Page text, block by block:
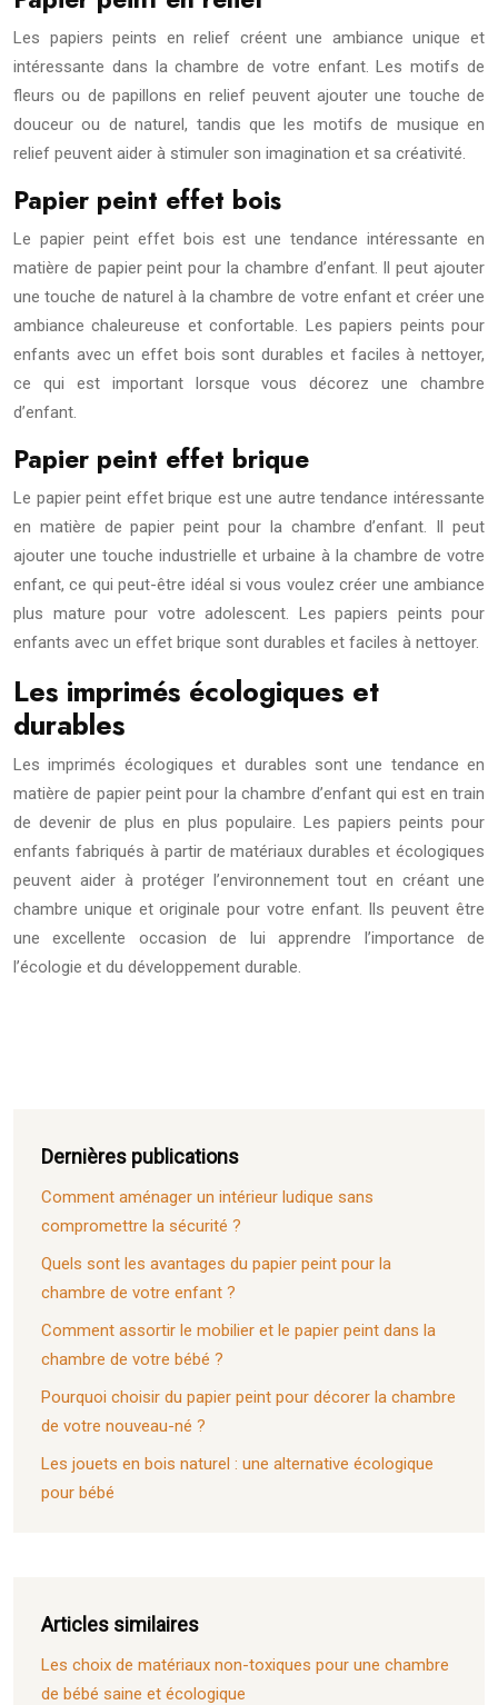
Les papiers peints en relief créent une ambiance unique et
intéressante dans la chambre de votre enfant. Les motifs de
fleurs ou de papillons en relief peuvent ajouter une touche de
douceur ou de naturel, tandis que les motifs de musique en
relief peuvent aider à stimuler son imagination et sa créativité.
Papier peint effet bois
Le papier peint effet bois est une tendance intéressante en
matière de papier peint pour la chambre d’enfant. Il peut ajouter
une touche de naturel à la chambre de votre enfant et créer une
ambiance chaleureuse et confortable. Les papiers peints pour
enfants avec un effet bois sont durables et faciles à nettoyer,
ce qui est important lorsque vous décorez une chambre
d’enfant.
Papier peint effet brique
Le papier peint effet brique est une autre tendance intéressante
en matière de papier peint pour la chambre d’enfant. Il peut
ajouter une touche industrielle et urbaine à la chambre de votre
enfant, ce qui peut-être idéal si vous voulez créer une ambiance
plus mature pour votre adolescent. Les papiers peints pour
enfants avec un effet brique sont durables et faciles à nettoyer.
Les imprimés écologiques et
durables
Les imprimés écologiques et durables sont une tendance en
matière de papier peint pour la chambre d’enfant qui est en train
de devenir de plus en plus populaire. Les papiers peints pour
enfants fabriqués à partir de matériaux durables et écologiques
peuvent aider à protéger l’environnement tout en créant une
chambre unique et originale pour votre enfant. Ils peuvent être
une excellente occasion de lui apprendre l’importance de
l’écologie et du développement durable.
Dernières publications
Comment aménager un intérieur ludique sans
compromettre la sécurité ?
Quels sont les avantages du papier peint pour la
chambre de votre enfant ?
Comment assortir le mobilier et le papier peint dans la
chambre de votre bébé ?
Pourquoi choisir du papier peint pour décorer la chambre
de votre nouveau-né ?
Les jouets en bois naturel : une alternative écologique
pour bébé
Articles similaires
Les choix de matériaux non-toxiques pour une chambre
de bébé saine et écologique